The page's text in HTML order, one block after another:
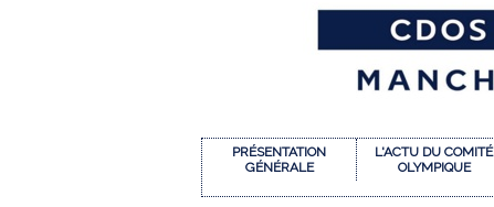
PRÉSENTATION
GÉNÉRALE
L'ACTU DU COMITÉ
OLYMPIQUE